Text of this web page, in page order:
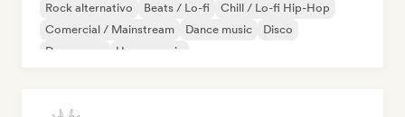
Rock alternativo Beats / Lo-fi
Chill / Lo-fi Hip-Hop
Comercial / Mainstream
Dance music
Disco
Dream pop
House music